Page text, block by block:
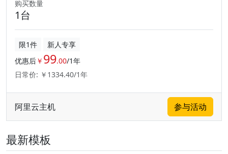
购买数量
1台
限1件
新人专享
优惠后￥ 99.00/1年
日常价: ￥1334.40/1年
阿里云主机 参与活动
最新模板